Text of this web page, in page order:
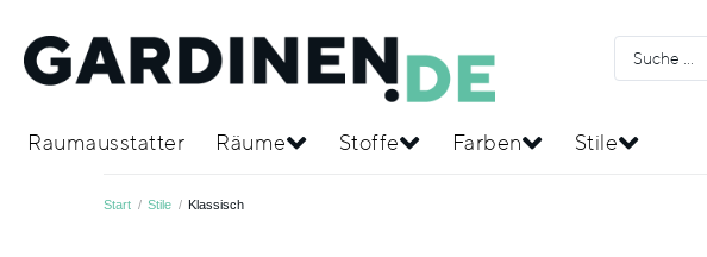
Raumausstatter Räume Stoffe Farben Stile
Start / Stile / Klassisch